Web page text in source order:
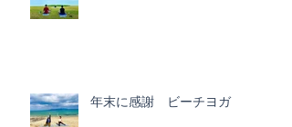
年末に感謝 ビーチヨガ